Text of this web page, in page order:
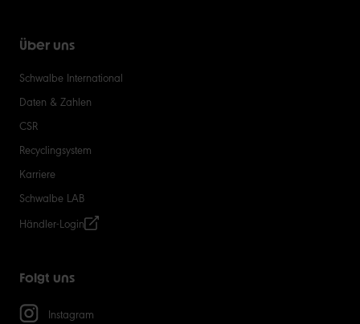
Über uns
Schwalbe International
Daten & Zahlen
CSR
Recyclingsystem
Karriere
Schwalbe LAB
Händler-Login
Folgt uns
Instagram